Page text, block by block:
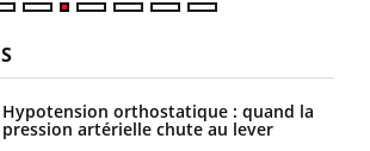
Hypotension orthostatique : quand la
pression artérielle chute au lever